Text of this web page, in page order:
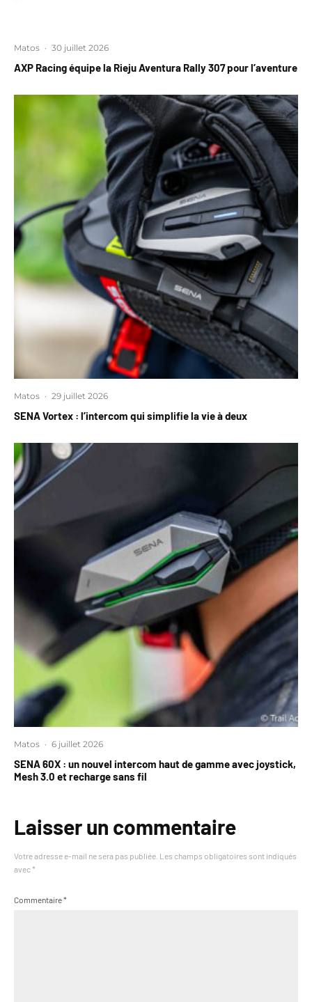
Matos · 30 juillet 2026
AXP Racing équipe la Rieju Aventura Rally 307 pour l’aventure
Matos · 29 juillet 2026
SENA Vortex : l’intercom qui simplifie la vie à deux
Matos · 6 juillet 2026
SENA 60X : un nouvel intercom haut de gamme avec joystick,
Mesh 3.0 et recharge sans fil
Laisser un commentaire
Votre adresse e-mail ne sera pas publiée. Les champs obligatoires sont indiqués
avec *
Commentaire*